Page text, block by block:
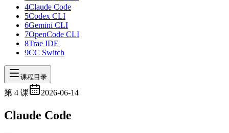
4Claude Code
5Codex CLI
6Gemini CLI
7OpenCode CLI
8Trae IDE
9CC Switch
课程目录
第 4 课 2026-06-14
Claude Code